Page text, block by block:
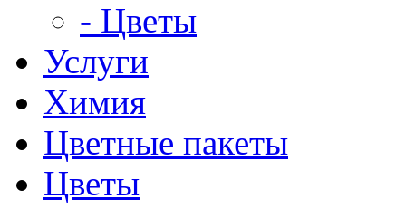
- Цветы
Услуги
Химия
Цветные пакеты
Цветы